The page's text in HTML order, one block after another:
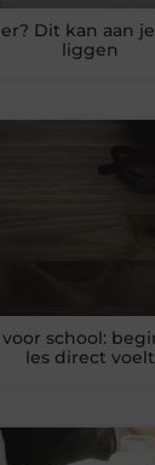
Dit kan aan
liggen
school:
les direct voelt